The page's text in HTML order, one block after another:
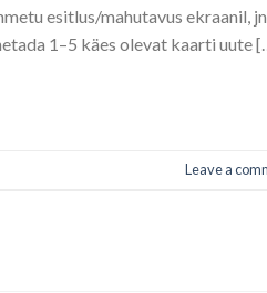
esitlus/mahutavus ekraanil,
1–5 käes olevat kaarti uute
Leave a